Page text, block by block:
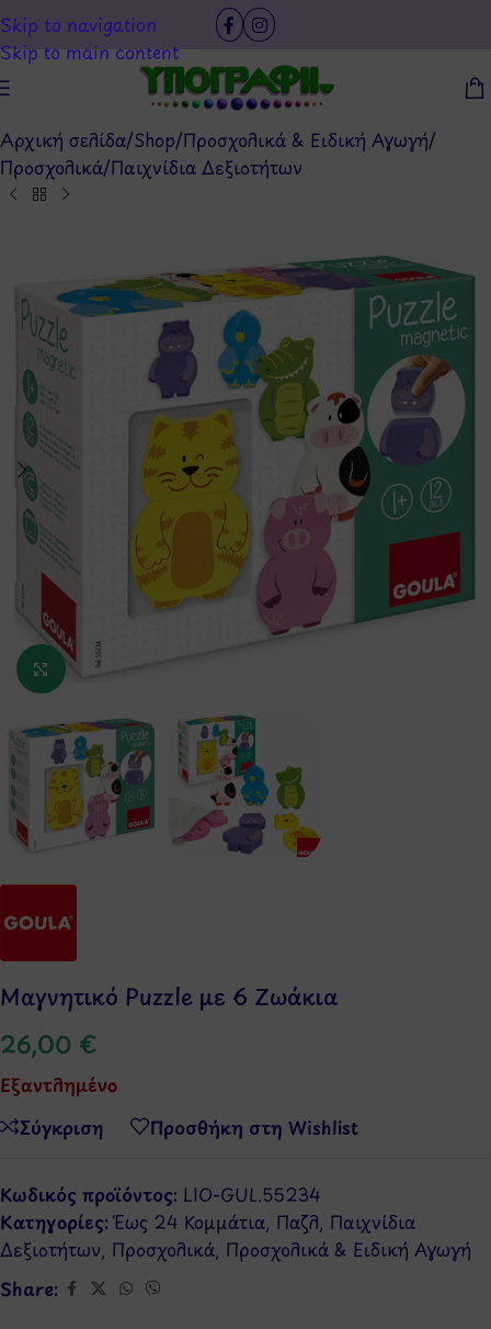
Skip to navigation
Skip to main content
Αρχική σελίδα/Shop/Προσχολικά & Ειδική Αγωγή/
Προσχολικά/Παιχνίδια Δεξιοτήτων
Κάντε κλικ για μεγέθυνση
Μαγνητικό Puzzle με 6 Ζωάκια
26,00 €
Εξαντλημένο
Σύγκριση
Προσθήκη στη Wishlist
Κωδικός προϊόντος: LIO-GUL.55234
Κατηγορίες: Έως 24 Κομμάτια, Παζλ, Παιχνίδια
Δεξιοτήτων, Προσχολικά, Προσχολικά & Ειδική Αγωγή
Share: